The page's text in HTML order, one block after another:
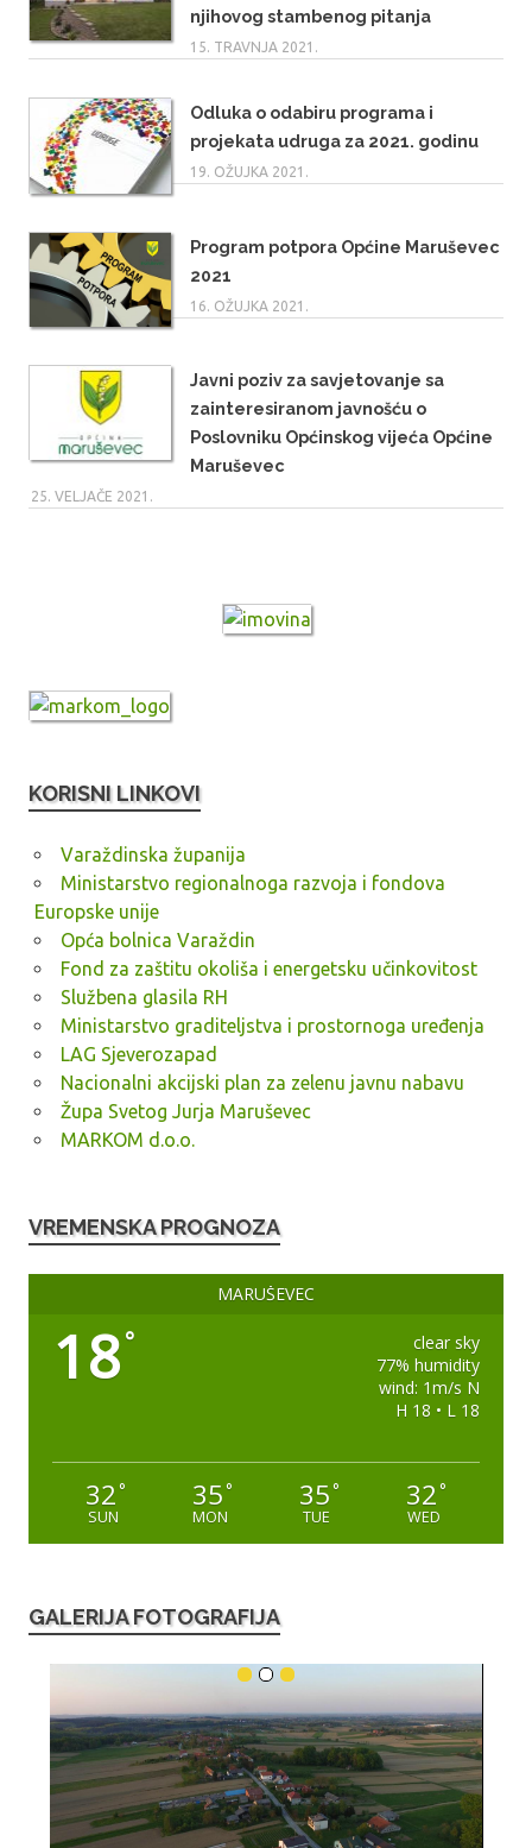
njihovog stambenog pitanja
15. TRAVNJA 2021.
Odluka o odabiru programa i
projekata udruga za 2021. godinu
19. OŽUJKA 2021.
Program potpora Općine Maruševec
2021
16. OŽUJKA 2021.
Javni poziv za savjetovanje sa
zainteresiranom javnošću o
Poslovniku Općinskog vijeća Općine
Maruševec
25. VELJAČE 2021.
KORISNI LINKOVI
Varaždinska županija
Ministarstvo regionalnoga razvoja i fondova
Europske unije
Opća bolnica Varaždin
Fond za zaštitu okoliša i energetsku učinkovitost
Službena glasila RH
Ministarstvo graditeljstva i prostornoga uređenja
LAG Sjeverozapad
Nacionalni akcijski plan za zelenu javnu nabavu
Župa Svetog Jurja Maruševec
MARKOM d.o.o.
VREMENSKA PROGNOZA
MARUŠEVEC
18°
clear sky
77% humidity
wind: 1m/s N
H 18 • L 18
32°
SUN
35°
MON
35°
TUE
32°
WED
GALERIJA FOTOGRAFIJA